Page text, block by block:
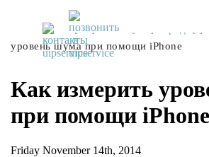
UiPservice »[:ru]Советы[:ua]Поради[:]
уровень шума при помощи iPhone
Как измерить
при помощи iPhone
Friday November 14th, 2014